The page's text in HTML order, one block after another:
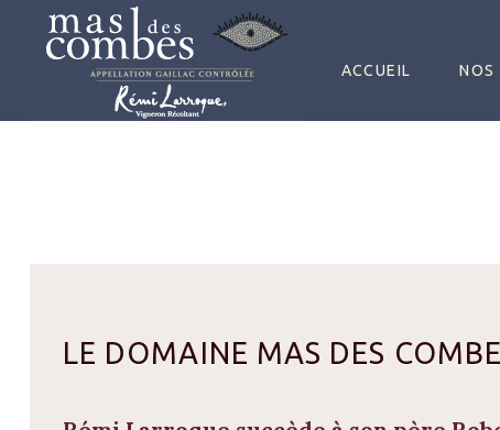
ACCUEIL NOS
LE DOMAINE MAS DES